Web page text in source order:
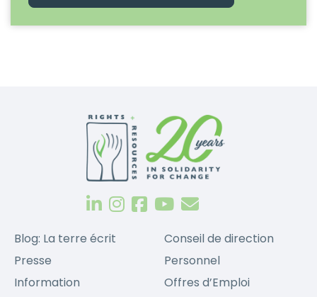
Blog: La terre écrit
Presse
Information
Conseil de direction
Personnel
Offres d’Emploi